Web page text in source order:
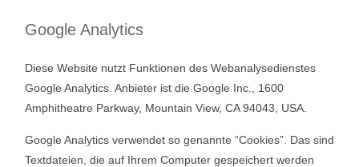
Google Analytics
Diese Website nutzt Funktionen des Webanalysedienstes
Google Analytics. Anbieter ist die Google Inc., 1600
Amphitheatre Parkway, Mountain View, CA 94043, USA.
Google Analytics verwendet so genannte “Cookies”. Das sind
Textdateien, die auf Ihrem Computer gespeichert werden